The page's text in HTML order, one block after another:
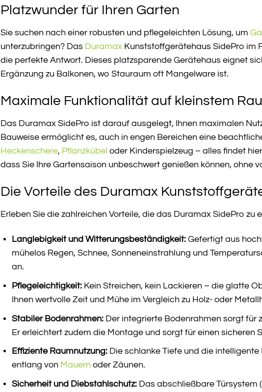
Platzwunder für Ihren Garten
Sie suchen nach einer robusten und pflegeleichten Lösung, um
unterzubringen? Das Duramax Kunststoffgerätehaus SidePro im
die perfekte Antwort. Dieses platzsparende Gerätehaus eignet
Ergänzung zu Balkonen, wo Stauraum oft Mangelware ist.
Maximale Funktionalität auf kleinstem
Das Duramax SidePro ist darauf ausgelegt, Ihnen maximalen
Bauweise ermöglicht es, auch in engen Bereichen eine
Heckenschere, Pflanzkübel oder Kinderspielzeug – alles findet
dass Sie Ihre Gartensaison unbeschwert genießen können,
Die Vorteile des Duramax
Erleben Sie die zahlreichen Vorteile, die das Duramax SidePro zu
Langlebigkeit und Witterungsbeständigkeit: Gefertigt aus
mühelos Regen, Schnee, Sonneneinstrahlung und
an.
Pflegeleichtigkeit: Kein Streichen, kein Lackieren – die glatte
Ihnen wertvolle Zeit und Mühe im Vergleich zu Holz- oder
Stabiler Bodenrahmen: Der integrierte Bodenrahmen sorgt für
Er erleichtert zudem die Montage und sorgt für einen sicheren
Effiziente Raumnutzung: Die schlanke Tiefe und die
entlang von Mauern oder Zäunen.
Sicherheit und Diebstahlschutz: Das abschließbare Türsystem